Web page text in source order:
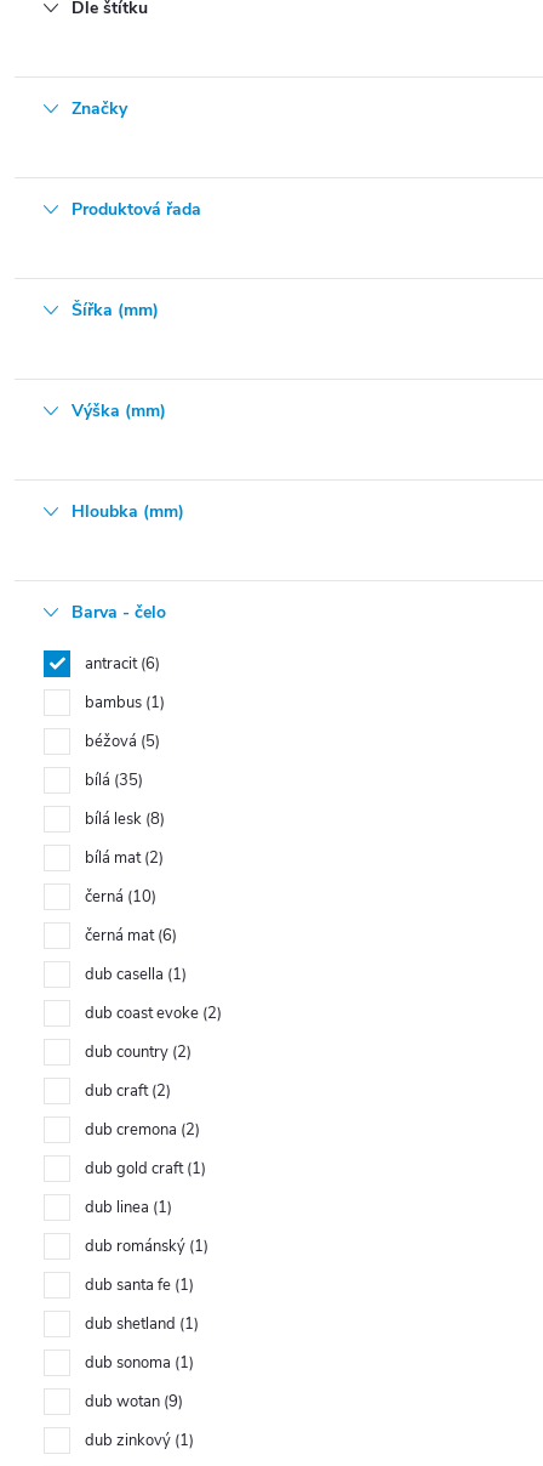
Dle štítku
Značky
Produktová řada
Šířka (mm)
Výška (mm)
Hloubka (mm)
Barva - čelo
antracit 6
bambus 1
béžová 5
bílá 35
bílá lesk 8
bílá mat 2
černá 10
černá mat 6
dub casella 1
dub coast evoke 2
dub country 2
dub craft 2
dub cremona 2
dub gold craft 1
dub linea 1
dub románský 1
dub santa fe 1
dub shetland 1
dub sonoma 1
dub wotan 9
dub zinkový 1